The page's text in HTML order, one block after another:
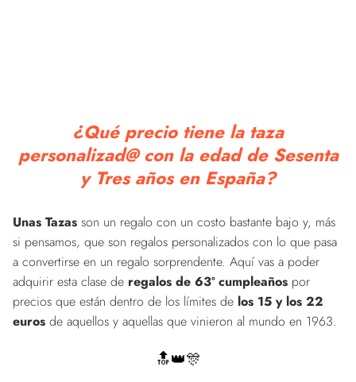
¿Qué precio tiene la taza
personalizad@ con la edad de Sesenta
y Tres años en España?
Unas Tazas son un regalo con un costo bastante bajo y, más
si pensamos, que son regalos personalizados con lo que pasa
a convertirse en un regalo sorprendente. Aquí vas a poder
adquirir esta clase de regalos de 63º cumpleaños por
precios que están dentro de los límites de los 15 y los 22
euros de aquellos y aquellas que vinieron al mundo en 1963.
🔝👑🎊